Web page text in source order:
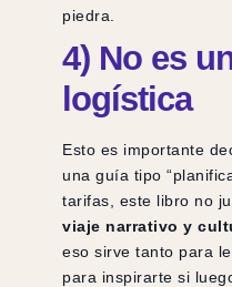
piedra.
4) No es
logística
Esto es importante
una guía tipo
tarifas, este libro no
viaje narrativo y
eso sirve tanto para
para inspirarte si